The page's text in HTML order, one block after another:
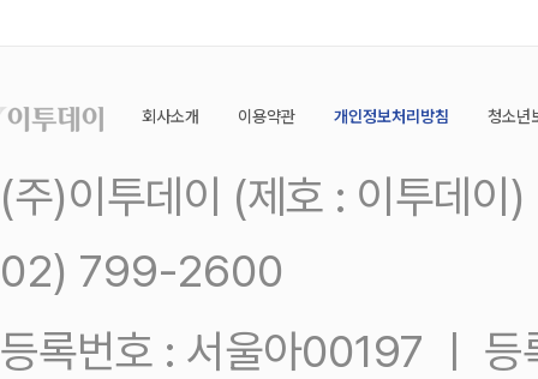
회사소개 이용약관 개인정보처리방침 청소년
(주)이투데이 (제호 : 이투데
02) 799-2600
등록번호 : 서울아00197 ㅣ